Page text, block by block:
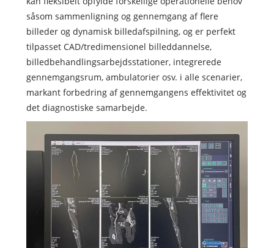
såsom sammenligning og gennemgang af flere
billeder og dynamisk billedafspilning, og er perfekt
tilpasset CAD/tredimensionel billeddannelse,
billedbehandlingsarbejdsstationer, integrerede
gennemgangsrum, ambulatorier osv. i alle scenarier,
markant forbedring af gennemgangens effektivitet og
det diagnostiske samarbejde.